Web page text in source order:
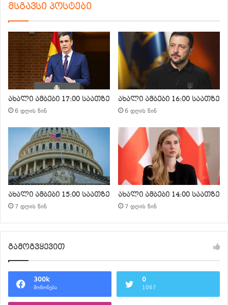
მსგავსი პოსტები
ახალი ამბები 17:00 საათზე
6 დღის წინ
ახალი ამბები 16:00 საათზე
6 დღის წინ
ახალი ამბები 15:00 საათზე
7 დღის წინ
ახალი ამბები 14:00 საათზე
7 დღის წინ
გამოგვყევით
300k
მოწონება
0
1067